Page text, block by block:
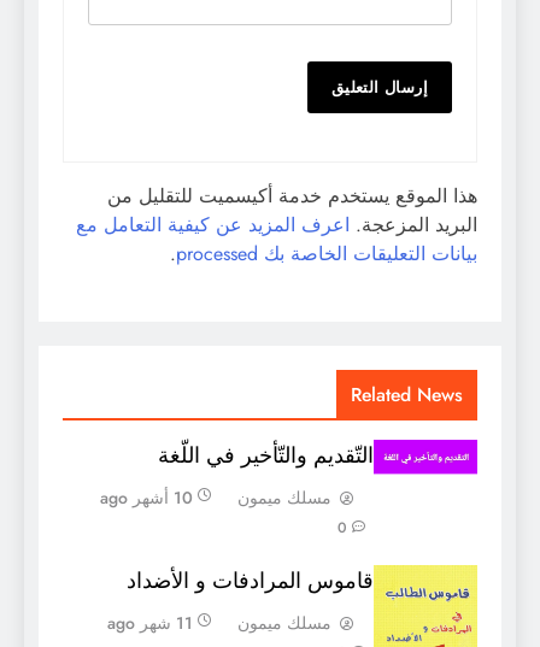
هذا الموقع يستخدم خدمة أكيسميت للتقليل من
البريد المزعجة.اعرف المزيد عن كيفية التعامل مع
بيانات التعليقات الخاصة بك processed
.
Related News
التّقديم والتّأخير في اللّغة
مسلك ميمون 10 أشهر ago
0
قاموس المرادفات و الأضداد
مسلك ميمون 11 شهر ago